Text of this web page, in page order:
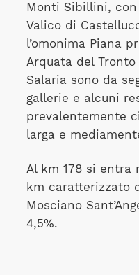
Monti Sibillini,
Valico di
l’omonima Piana
Arquata del
Salaria sono da
gallerie e alcuni
prevalentemente
larga e
Al km 178 si entra
km caratterizzato
Mosciano
4,5%.